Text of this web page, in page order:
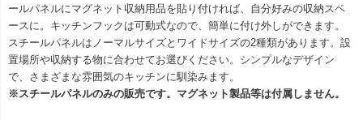
ールパネルにマグネット収納用品を貼り付ければ、自分好みの収納スペ
ースに。キッチンフックは可動式なので、簡単に付け外しができます。
スチールパネルはノーマルサイズとワイドサイズの2種類があります。設
置場所や収納する物に合わせてお選びください。シンプルなデザイン
で、さまざまな雰囲気のキッチンに馴染みます。
※スチールパネルのみの販売です。マグネット製品等は付属しません。